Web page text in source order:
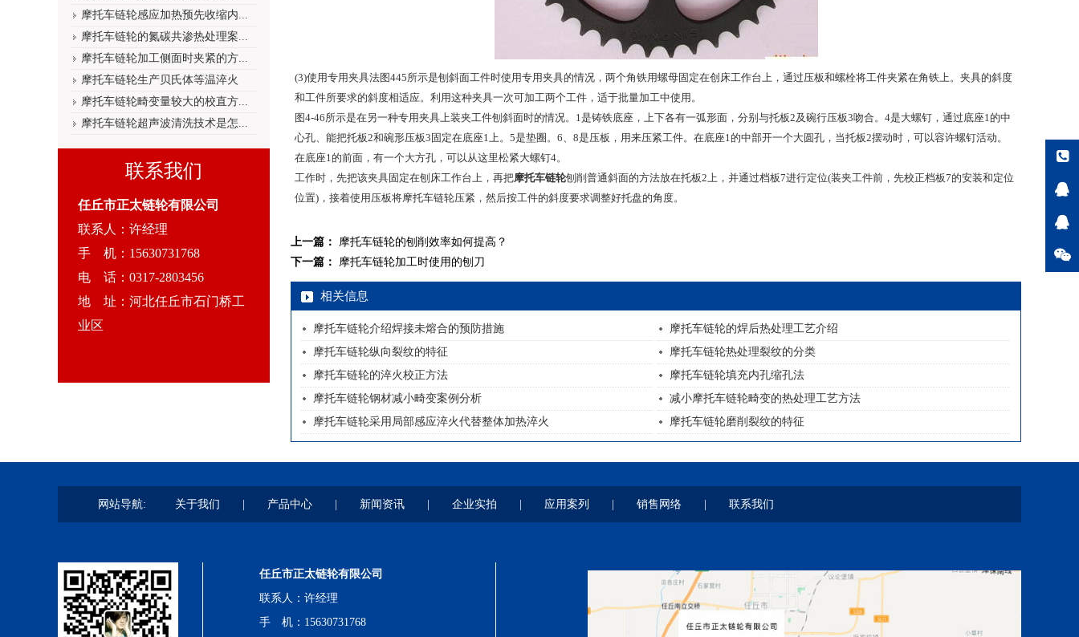
摩托车链轮感应加热预先收缩内...
摩托车链轮的氮碳共渗热处理案...
摩托车链轮加工侧面时夹紧的方...
摩托车链轮生产贝氏体等温淬火
摩托车链轮畸变量较大的校直方...
摩托车链轮超声波清洗技术是怎...
联系我们
任丘市正太链轮有限公司
联系人：许经理
手 机：15630731768
电 话：0317-2803456
地 址：河北任丘市石门桥工
业区
(3)使用专用夹具法图445所示是刨斜面工件时使用专用夹具的情况，两个角铁用螺母固定在创床工作台上，通过压板和螺栓将工件夹紧在角铁上。夹具的斜度
和工件所要求的斜度相适应。利用这种夹具一次可加工两个工件，适于批量加工中使用。
图4-46所示是在另一种专用夹具上装夹工件刨斜面时的情况。1是铸铁底座，上下各有一弧形面，分别与托板2及碗行压板3吻合。4是大螺钉，通过底座1的中
心孔、能把托板2和碗形压板3固定在底座1上。5是垫圈。6、8是压板，用来压紧工件。在底座1的中部开一个大圆孔，当托板2摆动时，可以容许螺钉活动。
在底座1的前面，有一个大方孔，可以从这里松紧大螺钉4。
工作时，先把该夹具固定在刨床工作台上，再把摩托车链轮刨削普通斜面的方法放在托板2上，并通过档板7进行定位(装夹工件前，先校正档板7的安装和定位
位置)，接着使用压板将摩托车链轮压紧，然后按工件的斜度要求调整好托盘的角度。
上一篇：
摩托车链轮的刨削效率如何提高？
下一篇：
摩托车链轮加工时使用的刨刀
相关信息
摩托车链轮介绍焊接未熔合的预防措施
摩托车链轮的焊后热处理工艺介绍
摩托车链轮纵向裂纹的特征
摩托车链轮热处理裂纹的分类
摩托车链轮的淬火校正方法
摩托车链轮填充内孔缩孔法
摩托车链轮钢材减小畸变案例分析
减小摩托车链轮畸变的热处理工艺方法
摩托车链轮采用局部感应淬火代替整体加热淬火
摩托车链轮磨削裂纹的特征
网站导航: 关于我们 产品中心 新闻资讯 企业实拍 应用案列 销售网络 联系我们
任丘市正太链轮有限公司
联系人：许经理
手 机：15630731768